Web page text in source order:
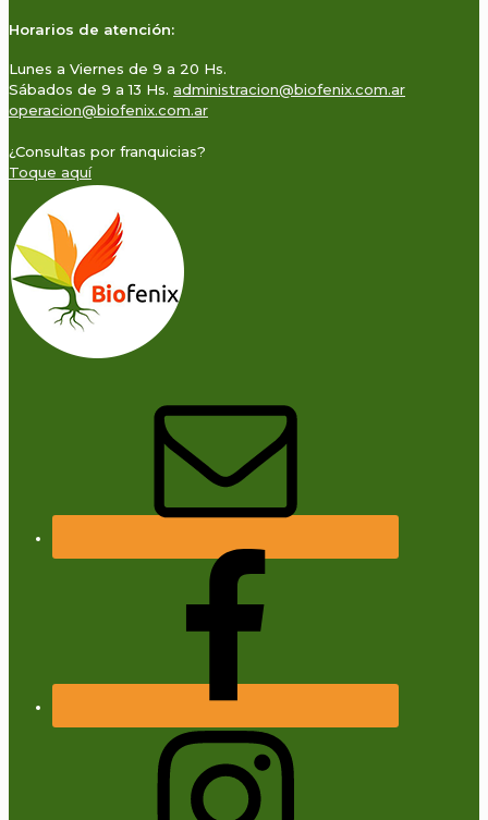
Horarios de atención:
Lunes a Viernes de 9 a 20 Hs.
Sábados de 9 a 13 Hs. administracion@biofenix.com.ar
operacion@biofenix.com.ar
¿Consultas por franquicias?
Toque aquí